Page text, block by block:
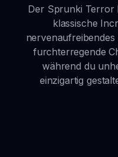
Der Sprunki Terror
klassische
furchterregende
während du
einzigartig